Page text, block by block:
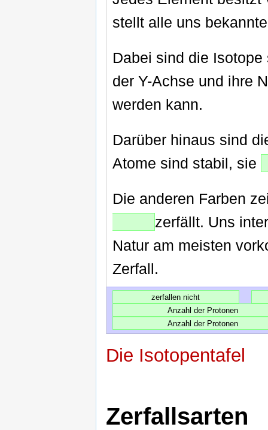
stellt alle uns
Dabei sind die
der Y-Achse und ihre
werden kann.
Darüber hinaus sind
Atome sind stabil, sie
Die anderen Farben
zerfällt. Uns
Natur am meisten
Zerfall.
zerfallen nicht
Anzahl der Protonen
Anzahl der Protonen
Die Isotopentafel
Zerfallsarten